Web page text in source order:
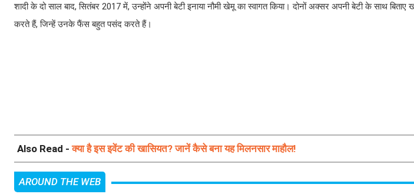
शादी के दो साल बाद, सितंबर 2017 में, उन्होंने अपनी बेटी इनाया नौमी खेमू का स्वागत किया। दोनों अक्सर अपनी बेटी के साथ बिताए
करते हैं, जिन्हें उनके फैंस बहुत पसंद करते हैं।
Also Read -क्या है इस इवेंट की खासियत? जानें कैसे बना यह मिलनसार माहौल!
AROUND THE WEB